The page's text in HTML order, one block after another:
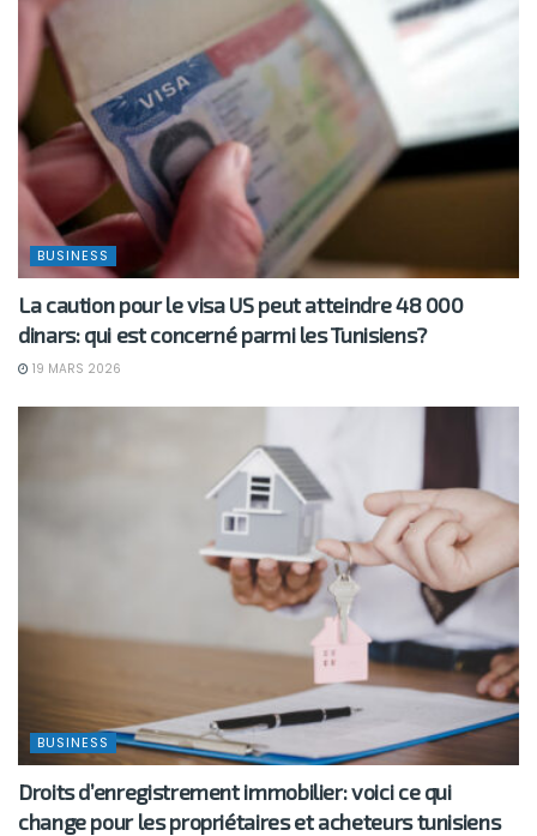
BUSINESS
La caution pour le visa US peut atteindre 48 000
dinars: qui est concerné parmi les Tunisiens?
19 MARS 2026
BUSINESS
Droits d’enregistrement immobilier: voici ce qui
change pour les propriétaires et acheteurs tunisiens